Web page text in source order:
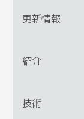
更新情報
紹介
技術